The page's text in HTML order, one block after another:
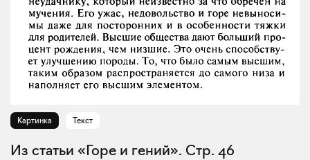
Картинка Текст
Из статьи «Горе и гений». Стр. 46